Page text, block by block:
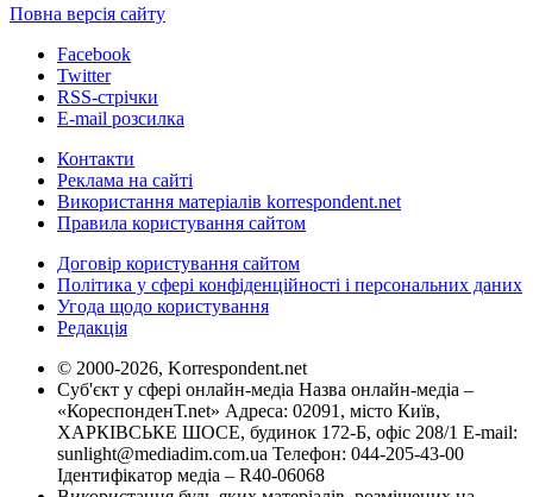
Повна версія сайту
Facebook
Twitter
RSS-стрічки
E-mail розсилка
Контакти
Реклама на сайті
Використання матеріалів korrespondent.net
Правила користування сайтом
Договір користування сайтом
Політика у сфері конфіденційності і персональних даних
Угода щодо користування
Редакція
© 2000-2026, Korrespondent.net
Суб'єкт у сфері онлайн-медіа Назва онлайн-медіа –
«КореспонденТ.net» Адреса: 02091, місто Київ,
ХАРКІВСЬКЕ ШОСЕ, будинок 172-Б, офіс 208/1 E-mail:
sunlight@mediadim.com.ua Телефон: 044-205-43-00
Ідентифікатор медіа – R40-06068